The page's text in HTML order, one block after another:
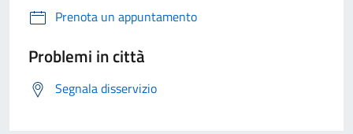
Prenota un appuntamento
Problemi in città
Segnala disservizio